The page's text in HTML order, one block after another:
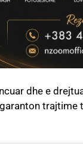
dhe e
trajtime